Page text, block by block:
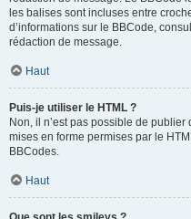
les balises sont incluses entre
d’informations sur le BBCode,
rédaction de message.
Haut
Puis-je utiliser le HTML ?
Non, il n’est pas possible de
mises en forme permises par le
BBCodes.
Haut